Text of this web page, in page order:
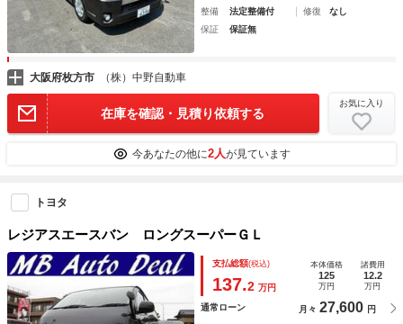
整備
法定整備付 修復
なし
保証
保証無
大阪府枚方市 （株）中野自動車
在庫を確認・見積り依頼する
お気に入り
今あなたの他に2人が見ています
トヨタ
レジアスエースバン ロングスーパーＧＬ
支払総額(税込)
137.2 万円
本体価格
125
万円
諸費用
12.2
万円
通常ローン 月々 27,600 円